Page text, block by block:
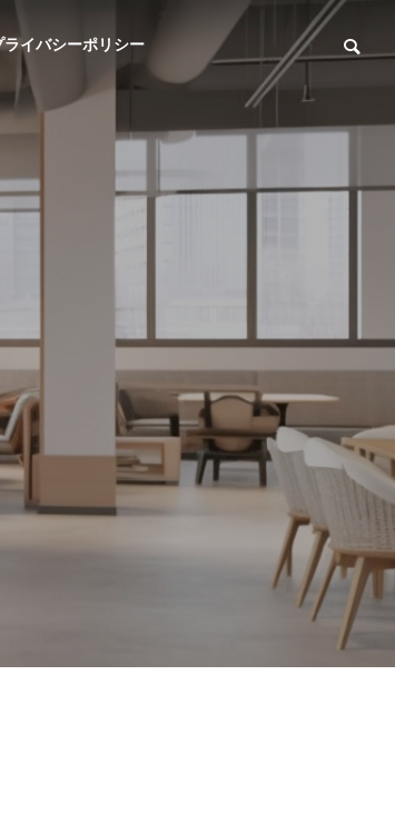
ライバシーポリシー